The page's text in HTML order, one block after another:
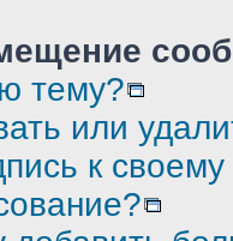
тему?
или
к